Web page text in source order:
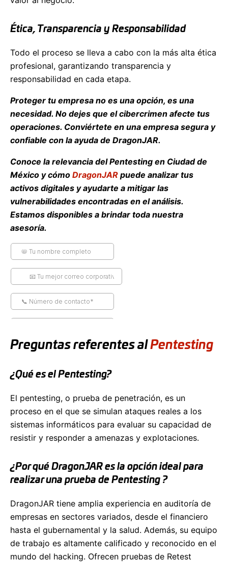
Ética, Transparencia y Responsabilidad
Todo el proceso se lleva a cabo con la más alta ética
profesional, garantizando transparencia y
responsabilidad en cada etapa.
Proteger tu empresa no es una opción, es una
necesidad. No dejes que el cibercrimen afecte tus
operaciones. Conviértete en una empresa segura y
confiable con la ayuda de DragonJAR.
Conoce la relevancia del Pentesting en Ciudad de
México y cómo DragonJAR puede analizar tus
activos digitales y ayudarte a mitigar las
vulnerabilidades encontradas en el análisis.
Estamos disponibles a brindar toda nuestra
asesoría.
Preguntas referentes alPentesting
¿Qué es el Pentesting?
El pentesting, o prueba de penetración, es un
proceso en el que se simulan ataques reales a los
sistemas informáticos para evaluar su capacidad de
resistir y responder a amenazas y explotaciones.
¿Por qué DragonJAR es la opción ideal para
realizar una prueba de Pentesting ?
DragonJAR tiene amplia experiencia en auditoría de
empresas en sectores variados, desde el financiero
hasta el gubernamental y la salud. Además, su equipo
de trabajo es altamente calificado y reconocido en el
mundo del hacking. Ofrecen pruebas de Retest